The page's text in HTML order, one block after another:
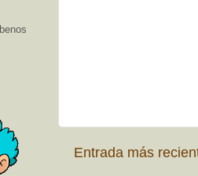
Entrada más